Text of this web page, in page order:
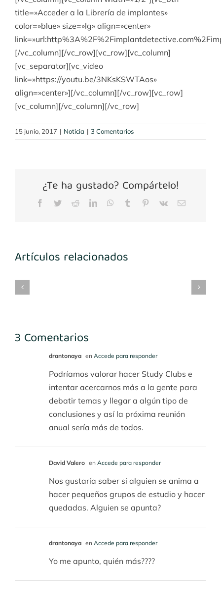
title=»Acceder a la Librería de implantes»
color=»blue» size=»lg» align=»center»
[/vc_column][/vc_row][vc_row][vc_column]
[vc_separator][vc_video
link=»https://youtu.be/3NKsKSWTAos»
align=»center»][/vc_column][/vc_row][vc_row]
[vc_column][/vc_column][/vc_row]
15 junio, 2017 | Noticia | 3 Comentarios
¿Te ha gustado? Compártelo!
Facebook
TwitterRedditLinkedInWhatsApp
Tumblr Pinterest
Vk
Correo
Artículos relacionados
Implant
fidelización
Buscamos
modelos
hialurónico
La
Odontología
Reflexiones
el
Dr.
Primitivo
Roig
Jornet
3 Comentarios
drantonaya en Accede para responder
Podríamos valorar hacer Study Clubs e
intentar acercarnos más a la gente para
debatir temas y llegar a algún tipo de
conclusiones y así la próxima reunión
anual sería más de todos.
David Valero en Accede para responder
Nos gustaría saber si alguien se anima a
hacer pequeños grupos de estudio y hacer
quedadas. Alguien se apunta?
drantonaya en Accede para responder
Yo me apunto, quién más????